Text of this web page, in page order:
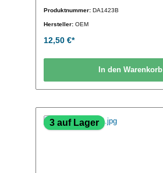
Produktnummer: DA1423B
Hersteller: OEM
12,50 €*
In den Warenkorb
3 auf Lager